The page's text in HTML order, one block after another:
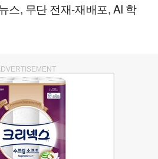
스, 무단 전재-재배포, AI 학